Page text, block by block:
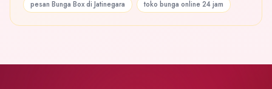
pesan Bunga Box di Jatinegara toko bunga online 24 jam